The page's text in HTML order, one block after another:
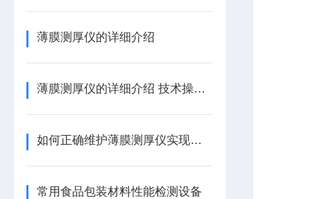
薄膜测厚仪的详细介绍
薄膜测厚仪的详细介绍 技术操作说明
如何正确维护薄膜测厚仪实现现精准测试？
常用食品包装材料性能检测设备